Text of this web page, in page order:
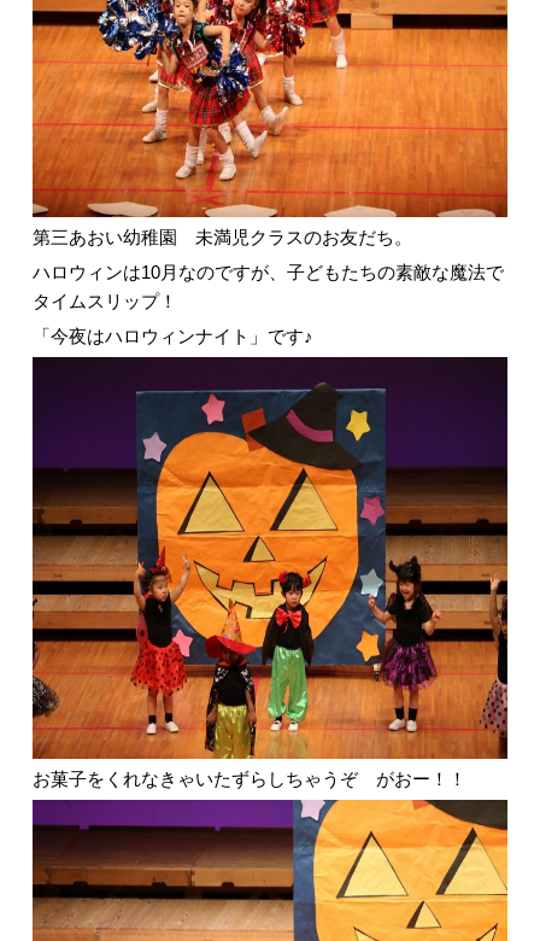
第三あおい幼稚園 未満児クラスのお友だち。
ハロウィンは10月なのですが、子どもたちの素敵な魔法で
タイムスリップ！
「今夜はハロウィンナイト」です♪
お菓子をくれなきゃいたずらしちゃうぞ がおー！！